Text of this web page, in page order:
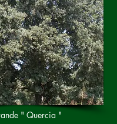
" Quercia "